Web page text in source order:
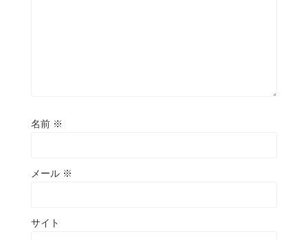
名前 ※
メール ※
サイト